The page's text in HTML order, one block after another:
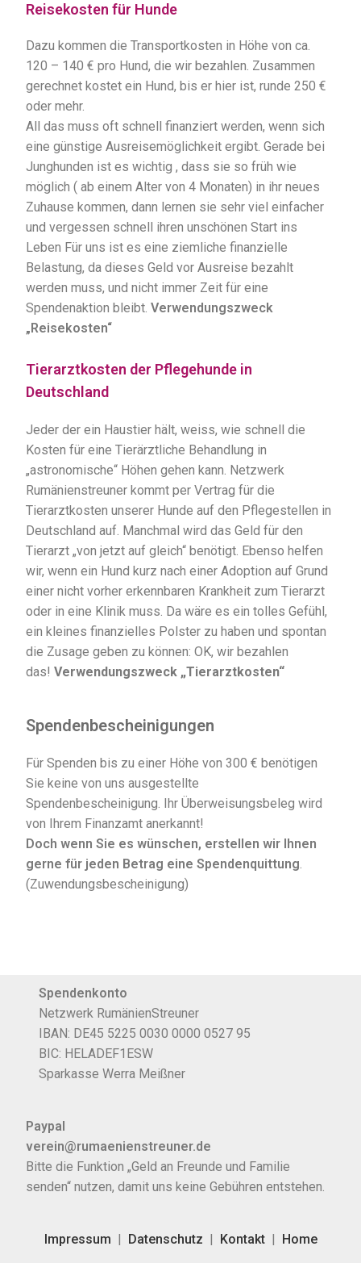
Reisekosten für Hunde
Dazu kommen die Transportkosten in Höhe von ca.
120 – 140 € pro Hund, die wir bezahlen. Zusammen
gerechnet kostet ein Hund, bis er hier ist, runde 250 €
oder mehr.
All das muss oft schnell finanziert werden, wenn sich
eine günstige Ausreisemöglichkeit ergibt. Gerade bei
Junghunden ist es wichtig , dass sie so früh wie
möglich ( ab einem Alter von 4 Monaten) in ihr neues
Zuhause kommen, dann lernen sie sehr viel einfacher
und vergessen schnell ihren unschönen Start ins
Leben Für uns ist es eine ziemliche finanzielle
Belastung, da dieses Geld vor Ausreise bezahlt
werden muss, und nicht immer Zeit für eine
Spendenaktion bleibt.Verwendungszweck
„Reisekosten“
Tierarztkosten der Pflegehunde in
Deutschland
Jeder der ein Haustier hält, weiss, wie schnell die
Kosten für eine Tierärztliche Behandlung in
„astronomische“ Höhen gehen kann. Netzwerk
Rumänienstreuner kommt per Vertrag für die
Tierarztkosten unserer Hunde auf den Pflegestellen in
Deutschland auf. Manchmal wird das Geld für den
Tierarzt „von jetzt auf gleich“ benötigt. Ebenso helfen
wir, wenn ein Hund kurz nach einer Adoption auf Grund
einer nicht vorher erkennbaren Krankheit zum Tierarzt
oder in eine Klinik muss. Da wäre es ein tolles Gefühl,
ein kleines finanzielles Polster zu haben und spontan
die Zusage geben zu können: OK, wir bezahlen
das!Verwendungszweck „Tierarztkosten“
Spendenbescheinigungen
Für Spenden bis zu einer Höhe von 300 € benötigen
Sie keine von uns ausgestellte
Spendenbescheinigung. Ihr Überweisungsbeleg wird
von Ihrem Finanzamt anerkannt!
Doch wenn Sie es wünschen, erstellen wir Ihnen
gerne für jeden Betrag eine Spendenquittung.
(Zuwendungsbescheinigung)
Spendenkonto
Netzwerk RumänienStreuner
IBAN: DE45 5225 0030 0000 0527 95
BIC: HELADEF1ESW
Sparkasse Werra Meißner
Paypal
verein@rumaenienstreuner.de
Bitte die Funktion „Geld an Freunde und Familie
senden“ nutzen, damit uns keine Gebühren entstehen.
Impressum | Datenschutz | Kontakt| Home